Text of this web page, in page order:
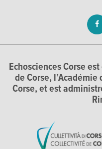
Echosciences Corse
de Corse,
Corse, et est